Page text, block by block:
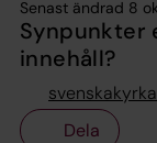
Senast ändrad 8
Synpunkter
innehåll?
Dela